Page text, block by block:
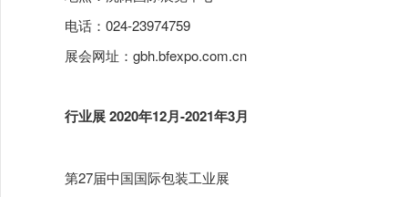
电话：024-23974759
展会网址：gbh.bfexpo.com.cn
行业展 2020年12月-2021年3月
第27届中国国际包装工业展